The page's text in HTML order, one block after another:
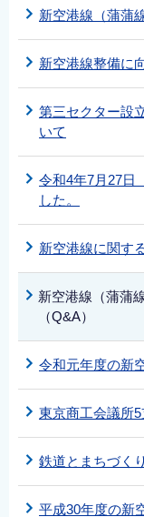
新空港線（蒲蒲
新空港線整備に
第三セクター設
いて
令和4年7月27日
した。
新空港線に関す
新空港線（蒲蒲
（Q&A）
令和元年度の新
東京商工会議所
鉄道とまちづく
平成30年度の新